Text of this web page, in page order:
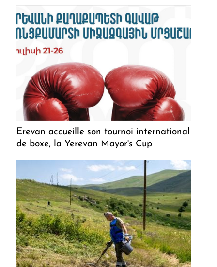
Erevan accueille son tournoi international
de boxe, la Yerevan Mayor's Cup